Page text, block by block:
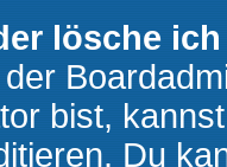
lösche
bist,
Du